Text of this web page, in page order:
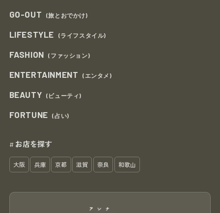
GO-OUT (旅とおでかけ)
LIFESTYLE (ライフスタイル)
FASHION (ファッション)
ENTERTAINMENT (エンタメ)
BEAUTY (ビューティ)
FORTUNE (占い)
# お店を探す
大阪 兵庫 京都 滋賀 奈良 和歌山